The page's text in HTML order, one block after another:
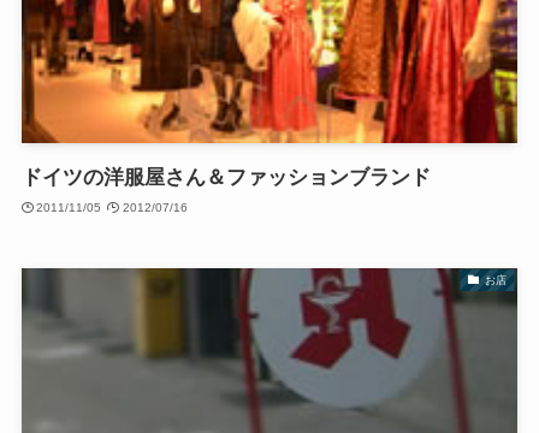
ドイツの洋服屋さん＆ファッションブランド
2011/11/05 2012/07/16
お店